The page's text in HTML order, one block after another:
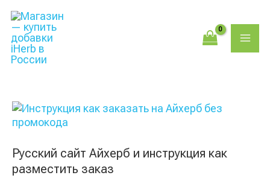
содержимому
Русский сайт Айхерб и инструкция как
разместить заказ
Русский
сайт
и
инструкция
как
товаров